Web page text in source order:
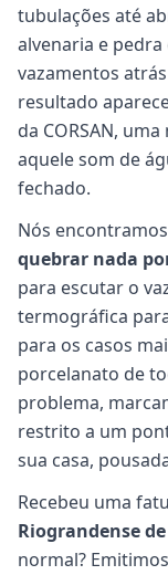
tubulações até
alvenaria e
vazamentos
resultado
da CORSAN,
aquele som de
fechado.
Nós
quebrar nada
para escutar o
termográfica
para os casos
porcelanato de
problema,
restrito a um
sua casa,
Recebeu uma
Riograndense
normal? Emitimos